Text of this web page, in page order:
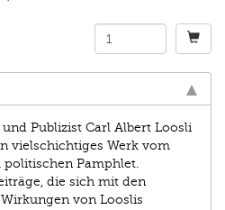
Publizist Carl Albert Loosli
vielschichtiges Werk vom
Pamphlet.
die sich mit den
von Looslis